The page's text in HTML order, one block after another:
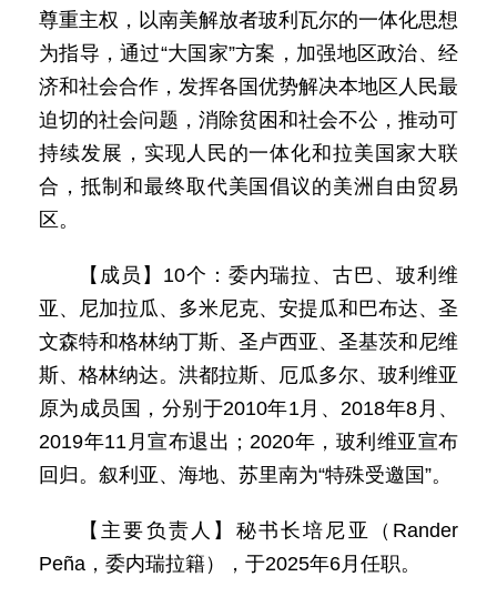
尊重主权，以南美解放者玻利瓦尔的一体化思想
为指导，通过“大国家”方案，加强地区政治、经
济和社会合作，发挥各国优势解决本地区人民最
迫切的社会问题，消除贫困和社会不公，推动可
持续发展，实现人民的一体化和拉美国家大联
合，抵制和最终取代美国倡议的美洲自由贸易
区。
【成员】10个：委内瑞拉、古巴、玻利维
亚、尼加拉瓜、多米尼克、安提瓜和巴布达、圣
文森特和格林纳丁斯、圣卢西亚、圣基茨和尼维
斯、格林纳达。洪都拉斯、厄瓜多尔、玻利维亚
原为成员国，分别于2010年1月、2018年8月、
2019年11月宣布退出；2020年，玻利维亚宣布
回归。叙利亚、海地、苏里南为“特殊受邀国”。
【主要负责人】秘书长培尼亚（Rander
Peña，委内瑞拉籍），于2025年6月任职。